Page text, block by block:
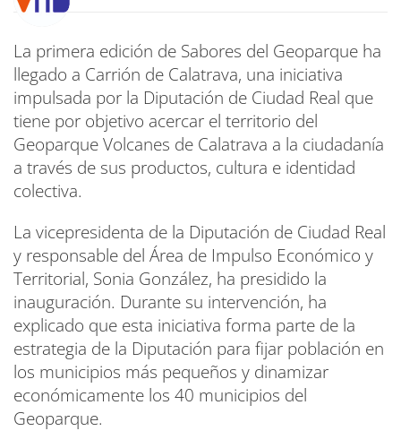
La primera edición de Sabores del Geoparque ha
llegado a Carrión de Calatrava, una iniciativa
impulsada por la Diputación de Ciudad Real que
tiene por objetivo acercar el territorio del
Geoparque Volcanes de Calatrava a la ciudadanía
a través de sus productos, cultura e identidad
colectiva.
La vicepresidenta de la Diputación de Ciudad Real
y responsable del Área de Impulso Económico y
Territorial, Sonia González, ha presidido la
inauguración. Durante su intervención, ha
explicado que esta iniciativa forma parte de la
estrategia de la Diputación para fijar población en
los municipios más pequeños y dinamizar
económicamente los 40 municipios del
Geoparque.